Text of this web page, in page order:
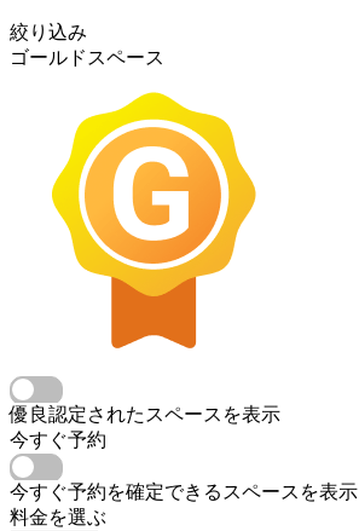
絞り込み
ゴールドスペース
優良認定されたスペースを表示
今すぐ予約
今すぐ予約を確定できるスペースを表示
料金を選ぶ